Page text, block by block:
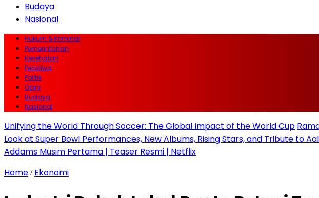
Budaya
Nasional
Hukum & Kriminal
Pemerintahan
Kesehatan
Peristiwa
Politik
Opini
Budaya
Nasional
Unifying the World Through Soccer: The Global Impact of the World Cup
Look at Super Bowl Performances, New Albums, Rising Stars, and Tribute to
Addams Musim Pertama | Teaser Resmi | Netflix
Home / Ekonomi